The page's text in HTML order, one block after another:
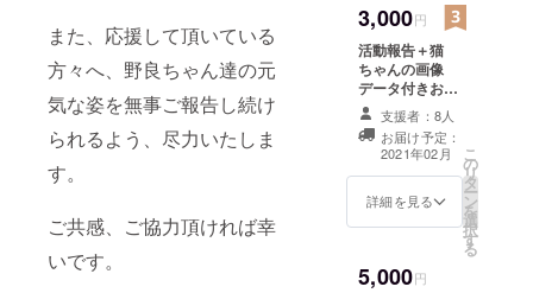
また、応援して頂いている
方々へ、野良ちゃん達の元
気な姿を無事ご報告し続け
られるよう、尽力いたしま
す。
ご共感、ご協力頂ければ幸
いです。
3,000円
活動報告＋猫
ちゃんの画像
データ付きお礼
メール(1枚)
支援者：8人
お届け予定：
2021年02月
詳細を見る
こ
の
リ
タ
ー
ン
を
選
択
す
る
5,000円